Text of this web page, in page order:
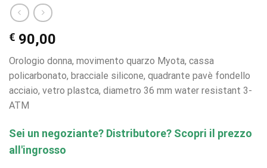
€ 90,00
Orologio donna, movimento quarzo Myota, cassa
policarbonato, bracciale silicone, quadrante pavè fondello
acciaio, vetro plastca, diametro 36 mm water resistant 3-
ATM
Sei un negoziante? Distributore? Scopri il prezzo
all'ingrosso